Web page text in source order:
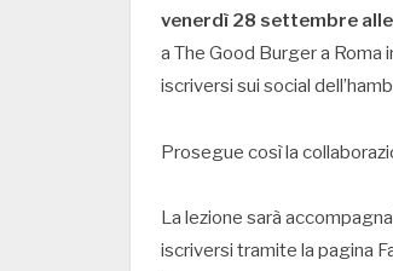
venerdì 28 settembre
a The Good Burger a Roma
iscriversi sui social
Prosegue così la
La lezione sarà
iscriversi tramite la pagina